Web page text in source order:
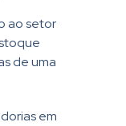
ao setor
de uma
em